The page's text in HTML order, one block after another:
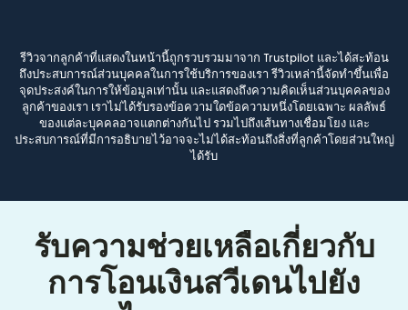
รีวิวจากลูกค้าที่แสดงในหน้านี้ถูกรวบรวมมาจาก Trustpilot และได้สะท้อน
ถึงประสบการณ์ส่วนบุคคลในการใช้บริการของเรา รีวิวเหล่านี้จัดทำขึ้นเพื่อ
จุดประสงค์ในการให้ข้อมูลเท่านั้น และแสดงถึงความคิดเห็นส่วนบุคคลของ
ลูกค้าของเรา เราไม่ได้รับรองข้อความใดข้อความหนึ่งโดยเฉพาะ ผลลัพธ์
ของแต่ละบุคคลอาจแตกต่างกันไป รวมไปถึงเส้นทางเชื่อมโยง และ
ประสบการณ์ที่มีการอธิบายไว้อาจจะไม่ได้สะท้อนถึงสิ่งที่ลูกค้าโดยส่วนใหญ่
ได้รับ
รับความช่วยเหลือเกี่ยวกับ
การโอนเงินสวีเดนไปยัง